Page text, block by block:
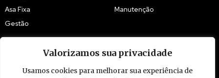
Valorizamos sua privacidade
Usamos cookies para melhorar sua experiência de
Asa Fixa
Gestão
Manutenção